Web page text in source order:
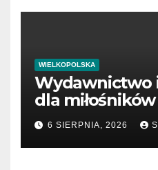
WIELKOPOLSKA
dla
6 SIERPNIA, 2026